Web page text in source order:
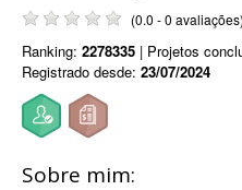
(0.0 - 0 avaliações)
Ranking: 2278335 | Projetos
Registrado desde: 23/07/2024
Sobre mim: